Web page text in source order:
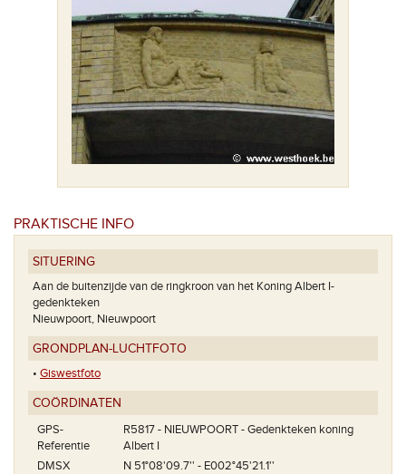
PRAKTISCHE INFO
SITUERING
Aan de buitenzijde van de ringkroon van het Koning Albert I-
gedenkteken
Nieuwpoort, Nieuwpoort
GRONDPLAN-LUCHTFOTO
• Giswestfoto
COÖRDINATEN
GPS-
Referentie
R5817 - NIEUWPOORT - Gedenkteken koning
Albert I
DMSX
N 51°08'09.7'' - E002°45'21.1''